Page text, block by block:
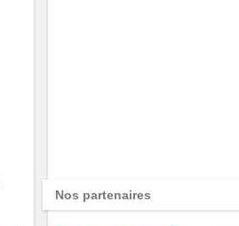
Nos partenaires